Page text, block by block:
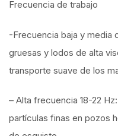
Frecuencia de trabajo
-Frecuencia baja y media
gruesas y lodos de alta
transporte suave de los
– Alta frecuencia 18-22
partículas finas en pozos